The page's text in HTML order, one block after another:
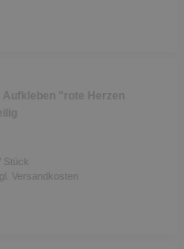
"rote Herzen
Stück
Versandkosten